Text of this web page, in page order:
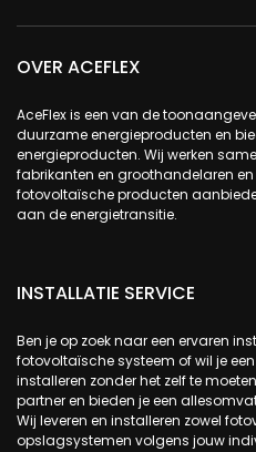
OVER ACEFLEX
AceFlex is een van de
duurzame energieproducten en
energieproducten. Wij werken
fabrikanten en groothandelaren
fotovoltaïsche producten
aan de energietransitie.
INSTALLATIE SERVICE
Ben je op zoek naar een ervaren
fotovoltaïsche systeem of wil je
installeren zonder het zelf te
partner en bieden je een
Wij leveren en installeren zowel
opslagsystemen volgens jouw